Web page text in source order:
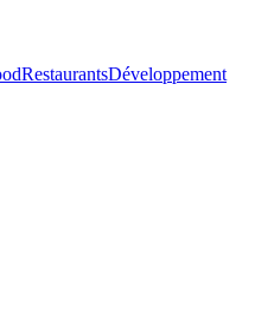
RestaurantsDéveloppement